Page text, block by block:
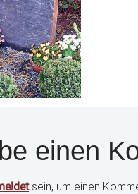
einen
sein, um einen